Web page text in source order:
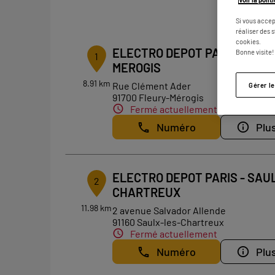
1
8.91 km
ELECTRO DEPOT PARIS -
MEROGIS
Rue Clément Ader
91700 Fleury-Mérogis
Fermé actuellement
Numéro
2
11.98 km
ELECTRO DEPOT PARIS -
CHARTREUX
2 avenue Salvador Allende
91160 Saulx-les-Chartreux
Fermé actuellement
Numéro
Si vous
réaliser des
cookies.
Bonne visite!
Gérer